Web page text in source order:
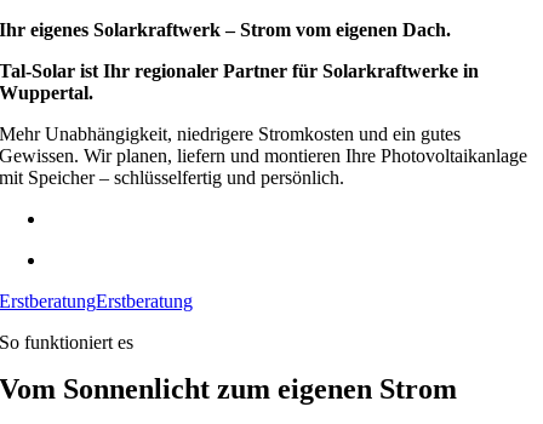
Ihr eigenes Solarkraftwerk – Strom vom eigenen Dach.
Tal-Solar ist Ihr regionaler Partner für Solarkraftwerke in
Wuppertal.
Mehr Unabhängigkeit, niedrigere Stromkosten und ein gutes
Gewissen. Wir planen, liefern und montieren Ihre Photovoltaikanlage
mit Speicher – schlüsselfertig und persönlich.
ErstberatungErstberatung
So funktioniert es
Vom Sonnenlicht zum eigenen Strom